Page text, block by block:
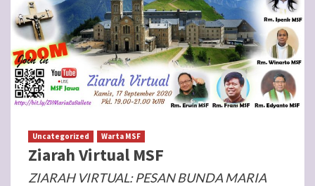
Uncategorized Warta MSF
Ziarah Virtual MSF
ZIARAH VIRTUAL: PESAN BUNDA MARIA